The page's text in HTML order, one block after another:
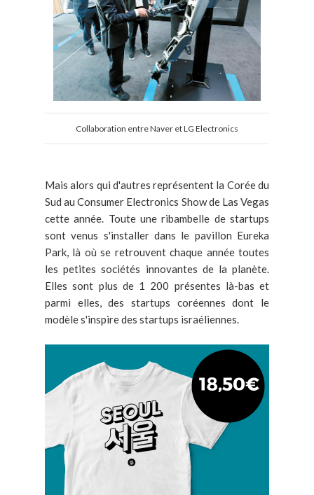
Collaboration entre Naver et LG Electronics
Mais alors qui d'autres représentent la Corée du
Sud au Consumer Electronics Show de Las Vegas
cette année. Toute une ribambelle de startups
sont venus s'installer dans le pavillon Eureka
Park, là où se retrouvent chaque année toutes
les petites sociétés innovantes de la planète.
Elles sont plus de 1 200 présentes là-bas et
parmi elles, des startups coréennes dont le
modèle s'inspire des startups israéliennes.